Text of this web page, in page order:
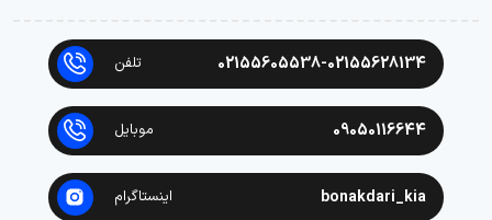
02155605538-02155628134 تلفن
09050116644 موبایل
bonakdari_kia اینستاگرام